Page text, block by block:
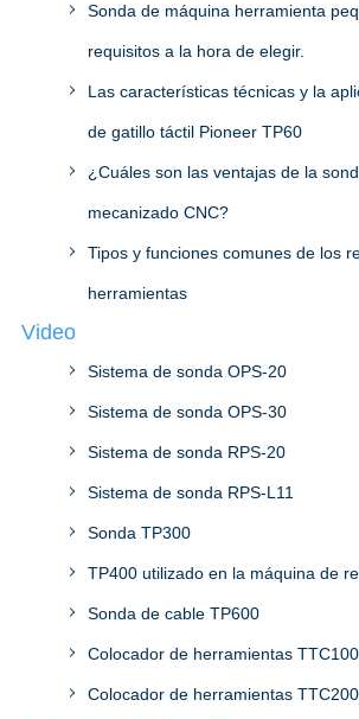
Sonda de máquina herramienta
requisitos a la hora de elegir.
Las características técnicas y la
de gatillo táctil Pioneer TP60
¿Cuáles son las ventajas de la
mecanizado CNC?
Tipos y funciones comunes de los
herramientas
Video
Sistema de sonda OPS-20
Sistema de sonda OPS-30
Sistema de sonda RPS-20
Sistema de sonda RPS-L11
Sonda TP300
TP400 utilizado en la máquina de
Sonda de cable TP600
Colocador de herramientas TTC100
Colocador de herramientas TTC200